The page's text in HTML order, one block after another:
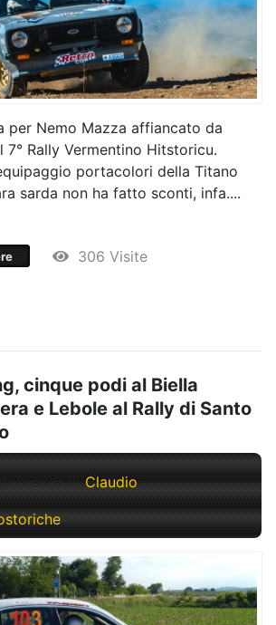
per Nemo Mazza affiancato da
7° Rally Vermentino Hitstoricu.
portacolori della Titano
sarda non ha fatto sconti, infa....
306 Visite
cinque podi al Biella
e Lebole al Rally di Santo
2025 Claudio